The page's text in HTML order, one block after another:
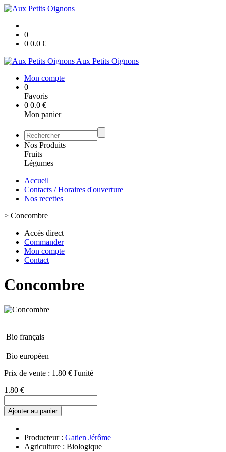
0
0 0.0 €
Aux Petits Oignons
Mon compte
0
Favoris
0 0.0 €
Mon panier
Nos Produits
Fruits
Légumes
Accueil
Contacts / Horaires d'ouverture
Nos recettes
> Concombre
Accès direct
Commander
Mon compte
Contact
Concombre
Bio français
Bio européen
Prix de vente : 1.80 € l'unité
1.80 €
Ajouter au panier
Producteur : Gatien Jérôme
Agriculture : Biologique